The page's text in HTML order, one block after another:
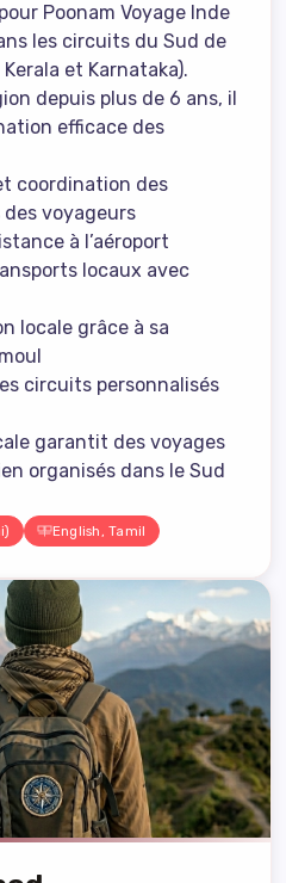
Poonam Voyage Inde
les circuits du Sud de
et Karnataka).
depuis plus de 6 ans, il
efficace des
coordination des
voyageurs
à l’aéroport
locaux avec
locale grâce à sa
circuits personnalisés
garantit des voyages
organisés dans le Sud
English, Tamil